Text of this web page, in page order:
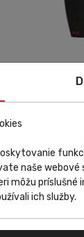
Wear
naše
môžu
ich služby.